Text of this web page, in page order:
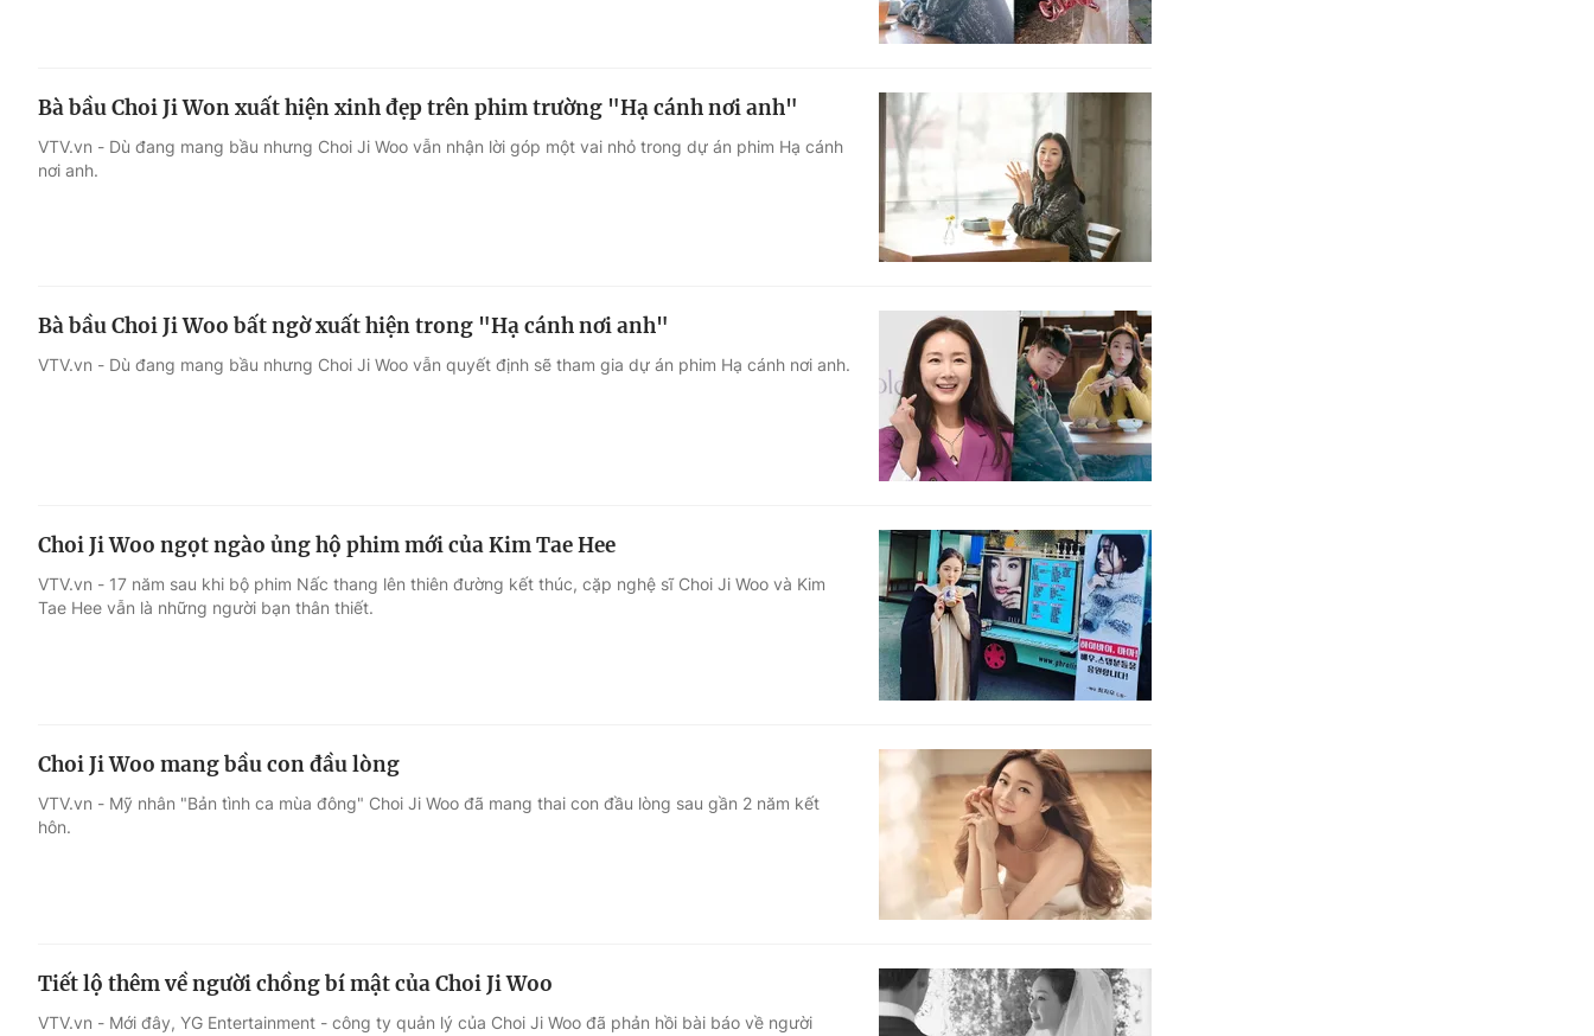
Bà bầu Choi Ji Won xuất hiện xinh đẹp trên phim trường "Hạ cánh nơi anh"
VTV.vn - Dù đang mang bầu nhưng Choi Ji Woo vẫn nhận lời góp một vai nhỏ trong dự án phim Hạ cánh
nơi anh.
Bà bầu Choi Ji Woo bất ngờ xuất hiện trong "Hạ cánh nơi anh"
VTV.vn - Dù đang mang bầu nhưng Choi Ji Woo vẫn quyết định sẽ tham gia dự án phim Hạ cánh nơi anh.
Choi Ji Woo ngọt ngào ủng hộ phim mới của Kim Tae Hee
VTV.vn - 17 năm sau khi bộ phim Nấc thang lên thiên đường kết thúc, cặp nghệ sĩ Choi Ji Woo và Kim
Tae Hee vẫn là những người bạn thân thiết.
Choi Ji Woo mang bầu con đầu lòng
VTV.vn - Mỹ nhân "Bản tình ca mùa đông" Choi Ji Woo đã mang thai con đầu lòng sau gần 2 năm kết
hôn.
Tiết lộ thêm về người chồng bí mật của Choi Ji Woo
VTV.vn - Mới đây, YG Entertainment - công ty quản lý của Choi Ji Woo đã phản hồi bài báo về người